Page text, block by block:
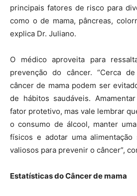
principais fatores de risco para
como o de mama, pâncreas,
explica Dr. Juliano.
O médico aproveita para
prevenção do câncer. “Cerca
câncer de mama podem ser
de hábitos saudáveis.
fator protetivo, mas vale lembrar
o consumo de álcool, manter
físicos e adotar uma alimentação
valiosos para prevenir o câncer”,
Estatísticas do Câncer de mama